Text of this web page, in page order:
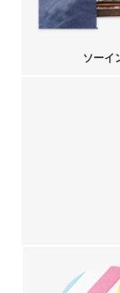
ソーイ